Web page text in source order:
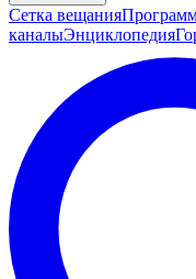
Сетка вещания
каналыЭнциклопедия